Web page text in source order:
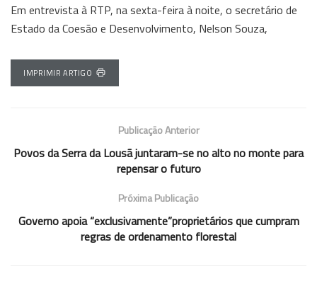
Em entrevista à RTP, na sexta-feira à noite, o secretário de
Estado da Coesão e Desenvolvimento, Nelson Souza,
IMPRIMIR ARTIGO
Publicação Anterior
Povos da Serra da Lousã juntaram-se no alto no monte para
repensar o futuro
Próxima Publicação
Governo apoia “exclusivamente”proprietários que cumpram
regras de ordenamento florestal